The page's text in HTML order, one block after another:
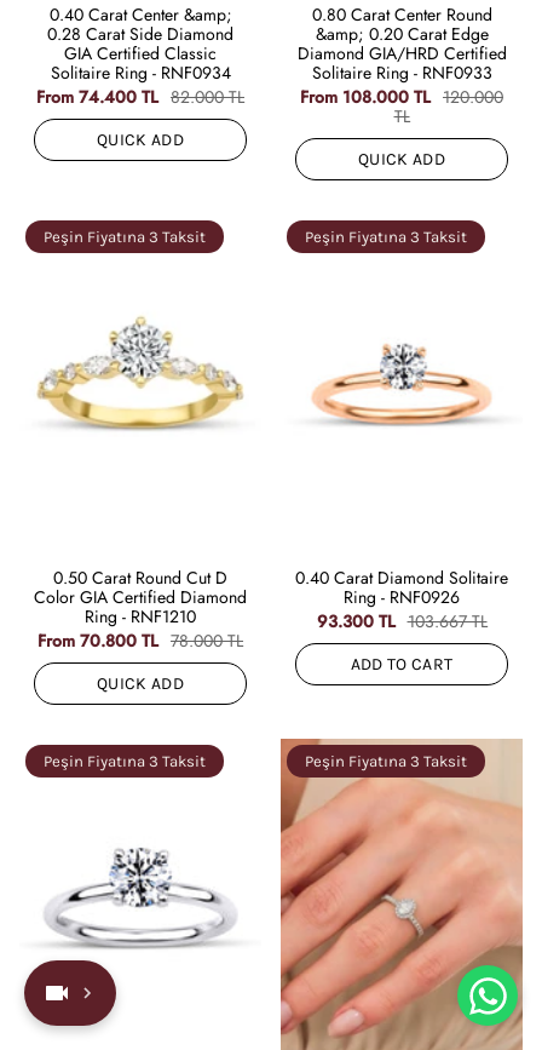
0.40 Carat Center &amp;
0.28 Carat Side Diamond
GIA Certified Classic
Solitaire Ring - RNF0934
From 74.400 TL 82.000 TL
QUICK ADD
0.80 Carat Center Round
&amp; 0.20 Carat Edge
Diamond GIA/HRD Certified
Solitaire Ring - RNF0933
From 108.000 TL 120.000
TL
QUICK ADD
Peşin Fiyatına 3 Taksit
0.50 Carat Round Cut D
Color GIA Certified Diamond
Ring - RNF1210
From 70.800 TL 78.000 TL
QUICK ADD
Peşin Fiyatına 3 Taksit
0.40 Carat Diamond Solitaire
Ring - RNF0926
93.300 TL 103.667 TL
ADD TO CART
Peşin Fiyatına 3 Taksit Peşin Fiyatına 3 Taksit